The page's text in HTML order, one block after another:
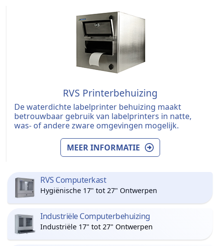
RVS Printerbehuizing
De waterdichte labelprinter behuizing maakt
betrouwbaar gebruik van labelprinters in natte,
was- of andere zware omgevingen mogelijk.
MEER INFORMATIE
RVS Computerkast
Hygiënische 17" tot 27" Ontwerpen
Industriële Computerbehuizing
Industriële 17" tot 27" Ontwerpen